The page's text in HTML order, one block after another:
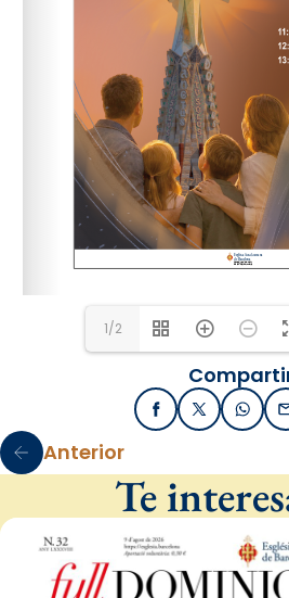
pastoral.familiar@arqbcn.cat
pastoral.familiar@arqbcn.cat
1/2
FacebookX / Twitter
Anterior
Te